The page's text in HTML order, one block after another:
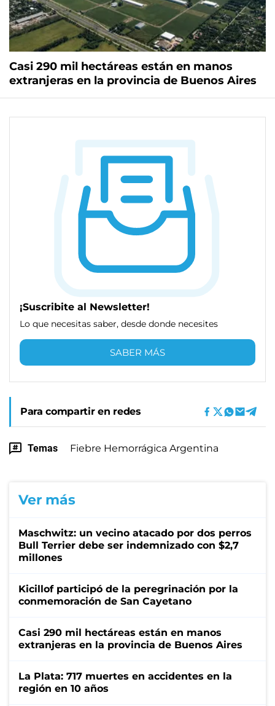
Casi 290 mil hectáreas están en manos
extranjeras en la provincia de Buenos Aires
¡Suscribite al Newsletter!
Lo que necesitas saber, desde donde necesites
SABER MÁS
Para compartir en redes
Temas Fiebre Hemorrágica Argentina
Ver más
Maschwitz: un vecino atacado por dos perros
Bull Terrier debe ser indemnizado con $2,7
millones
Kicillof participó de la peregrinación por la
conmemoración de San Cayetano
Casi 290 mil hectáreas están en manos
extranjeras en la provincia de Buenos Aires
La Plata: 717 muertes en accidentes en la
región en 10 años